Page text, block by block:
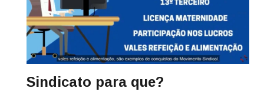
Sindicato para que?